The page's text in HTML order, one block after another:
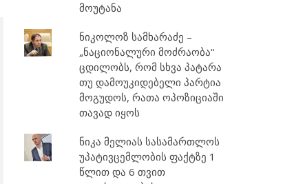
მოუტანა
ნიკოლოზ სამხარაძე –
„ნაციონალური მოძრაობა“
ცდილობს, რომ სხვა პატარა
თუ დამოუკიდებელი პარტია
მოგუდოს, რათა ოპოზიციაში
თავად იყოს
ნიკა მელიას სასამართლოს
უპატივცემლობის ფაქტზე 1
წლით და 6 თვით